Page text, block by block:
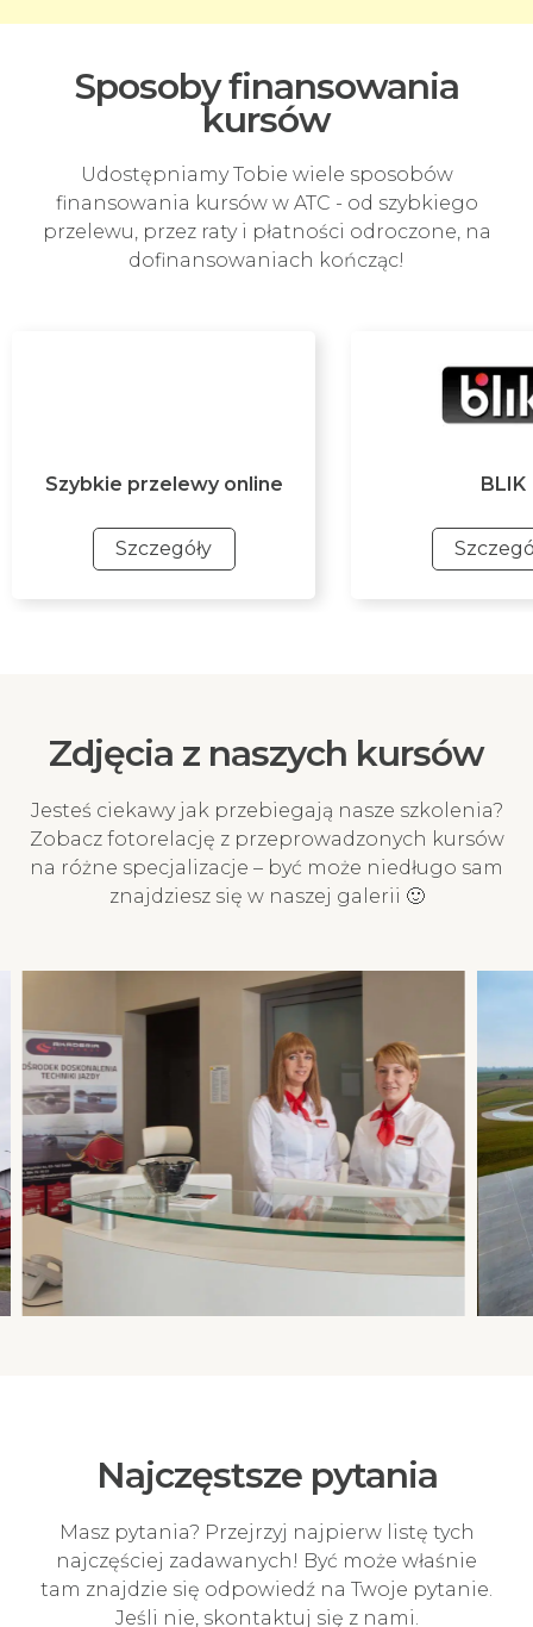
Sposoby finansowania
kursów
Udostępniamy Tobie wiele sposobów
finansowania kursów w ATC - od szybkiego
przelewu, przez raty i płatności odroczone, na
dofinansowaniach kończąc!
Szybkie przelewy online
Szczegóły
płatności gwarantuje
natychmiastowe księgowanie
Twojego zapisu na kurs!
BLIK
księgowanie
potwierdzenie
Zdjęcia z naszych kursów
Jesteś ciekawy jak przebiegają nasze szkolenia?
Zobacz fotorelację z przeprowadzonych kursów
na różne specjalizacje – być może niedługo sam
znajdziesz się w naszej galerii 🙂
Najczęstsze pytania
Masz pytania? Przejrzyj najpierw listę tych
najczęściej zadawanych! Być może właśnie
tam znajdzie się odpowiedź na Twoje pytanie.
Jeśli nie, skontaktuj się z nami.